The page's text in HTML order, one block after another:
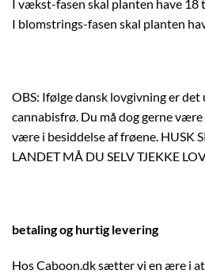
I vækst-fasen skal planten have 18
I blomstrings-fasen skal planten
OBS: Ifølge dansk lovgivning er
cannabisfrø. Du må dog gerne
være i besiddelse af frøene. HUSK
LANDET MÅ DU SELV TJEKKE
betaling og hurtig levering
Hos Caboon.dk sætter vi en ære i